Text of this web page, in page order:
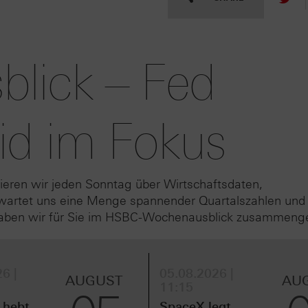
– Fed
im Fokus
wir jeden Sonntag über Wirtschaftsdaten,
uns eine Menge spannender Quartalszahlen und
wir für Sie im HSBC-Wochenausblick
AUGUST